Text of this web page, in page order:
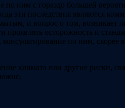
ним с гораздо большей
эти последствия являются
и вопрос о том, возникает ли
осторожность и
по ним, скорее
климата или другие риски,